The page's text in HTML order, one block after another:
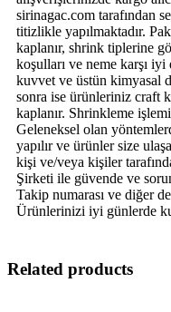
sirinagac.com tarafından
titizlikle yapılmaktadır.
kaplanır, shrink tiplerine
koşulları ve neme karşı
kuvvet ve üstün kimyasal
sonra ise ürünleriniz craft
kaplanır. Shrinkleme
Geleneksel olan
yapılır ve ürünler size
kişi ve/veya kişiler
Şirketi ile güvende ve
Takip numarası ve diğer
Ürünlerinizi iyi günlerde
Related products